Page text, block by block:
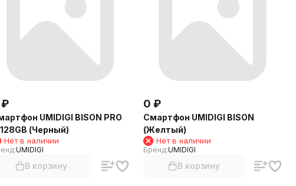
₽
UMIDIGI BISON PRO
(Черный)
Нет в наличии
UMIDIGI
В корзину
0 ₽
Смартфон UMIDIGI BISON
(Желтый)
Нет в наличии
Бренд:UMIDIGI
В корзину